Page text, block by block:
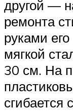
другой —
ремонта
руками
мягкой
30 см. На
сгибается